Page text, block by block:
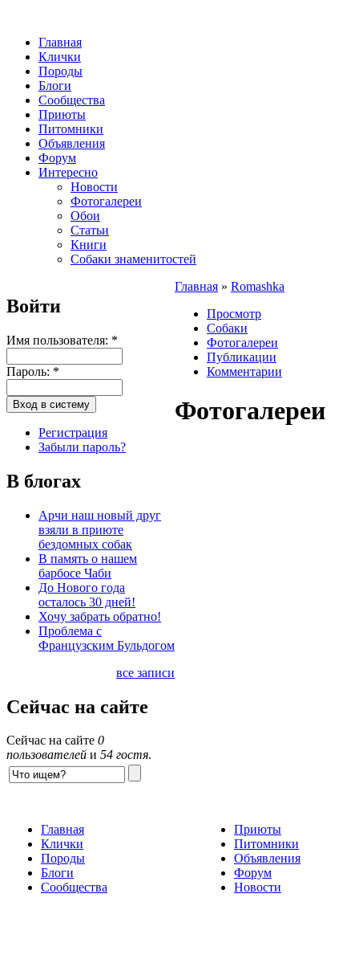
Главная
Клички
Породы
Блоги
Сообщества
Приюты
Питомники
Объявления
Форум
Интересно
Новости
Фотогалереи
Обои
Статьи
Книги
Собаки знаменитостей
Войти
Имя пользователя: *
Пароль: *
Регистрация
Забыли пароль?
В блогах
Арчи наш новый друг
взяли в приюте
бездомных собак
В память о нашем
барбосе Чаби
До Нового года
осталось 30 дней!
Хочу забрать обратно!
Проблема с
Французским Бульдогом
все записи
Сейчас на сайте
Сейчас на сайте 0
пользователей и 54 гостя.
Главная » Romashka
Просмотр
Собаки
Фотогалереи
Публикации
Комментарии
Фотогалереи
Главная
Клички
Породы
Блоги
Сообщества
Приюты
Питомники
Объявления
Форум
Новости